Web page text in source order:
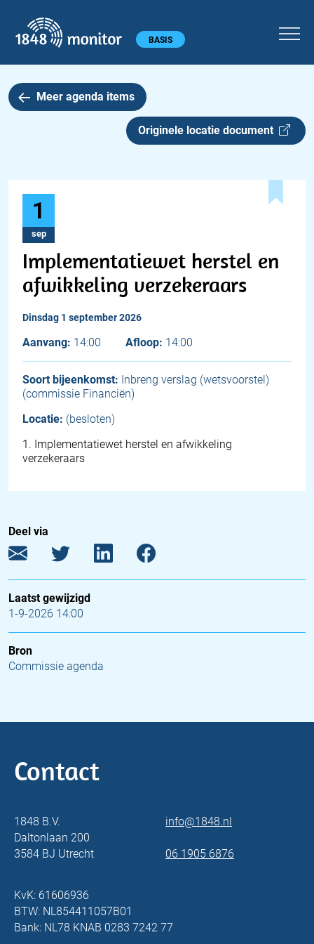
Hoofdmenu BASIS
Meer agenda items
Originele locatie document
1
sep
Implementatiewet herstel en
afwikkeling verzekeraars
dinsdag 1 september 2026
Aanvang: 14:00 Afloop: 14:00
Soort bijeenkomst: Inbreng verslag (wetsvoorstel)
(commissie Financiën)
Locatie: (besloten)
1 . Implementatiewet herstel en afwikkeling
verzekeraars
Deel via
Laatst gewijzigd
1-9-2026 14:00
Bron
Commissie agenda
Contact
1848 B.V.
Daltonlaan 200
3584 BJ Utrecht
info@1848.nl
06 1905 6876
KvK: 61606936
BTW: NL854411057B01
Bank: NL78 KNAB 0283 7242 77